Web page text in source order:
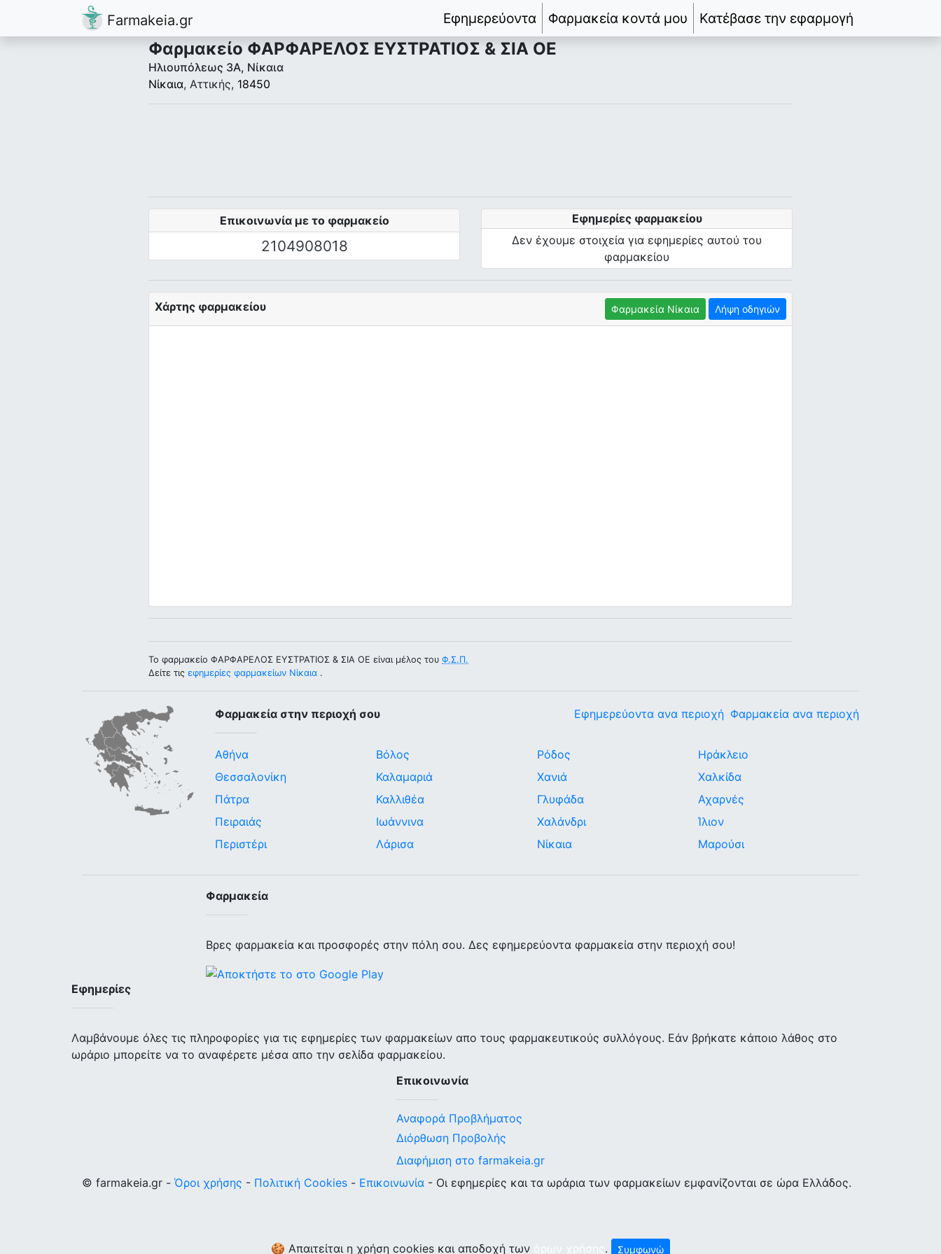
Farmakeia.gr Εφημερεύοντα Φαρμακεία κοντά μου Κατέβασε την εφαρμογή
Φαρμακείο ΦΑΡΦΑΡΕΛΟΣ ΕΥΣΤΡΑΤΙΟΣ & ΣΙΑ ΟΕ
Ηλιουπόλεως 3Α, Νίκαια
Νίκαια, Αττικής, 18450
Επικοινωνία με το φαρμακείο
2104908018
Εφημερίες φαρμακείου
Δεν έχουμε στοιχεία για εφημερίες αυτού του
φαρμακείου
Χάρτης φαρμακείου Φαρμακεία Νίκαια Λήψη οδηγιών
Το φαρμακείο ΦΑΡΦΑΡΕΛΟΣ ΕΥΣΤΡΑΤΙΟΣ & ΣΙΑ ΟΕ είναι μέλος του Φ.Σ.Π.
Δείτε τις εφημερίες φαρμακείων Νίκαια .
Φαρμακεία στην περιοχή σου Φαρμακεία ανα περιοχή
Εφημερεύοντα ανα περιοχή
Αθήνα
Θεσσαλονίκη
Πάτρα
Πειραιάς
Περιστέρι
Βόλος
Καλαμαριά
Καλλιθέα
Ιωάννινα
Λάρισα
Ρόδος
Χανιά
Γλυφάδα
Χαλάνδρι
Νίκαια
Ηράκλειο
Χαλκίδα
Αχαρνές
Ίλιον
Μαρούσι
Φαρμακεία
Βρες φαρμακεία και προσφορές στην πόλη σου. Δες εφημερεύοντα φαρμακεία στην περιοχή σου!
Εφημερίες
Λαμβάνουμε όλες τις πληροφορίες για τις εφημερίες των φαρμακείων απο τους φαρμακευτικούς συλλόγους. Εάν βρήκατε κάποιο λάθος στο
ωράριο μπορείτε να το αναφέρετε μέσα απο την σελίδα φαρμακείου.
Επικοινωνία
Αναφορά Προβλήματος
Διόρθωση Προβολής
Διαφήμιση στο farmakeia.gr
© farmakeia.gr - Όροι χρήσης - Πολιτική Cookies - Επικοινωνία - Οι εφημερίες και τα ωράρια των φαρμακείων εμφανίζονται σε ώρα Ελλάδος.
🍪 Απαιτείται η χρήση cookies και αποδοχή των . Συμφωνώ